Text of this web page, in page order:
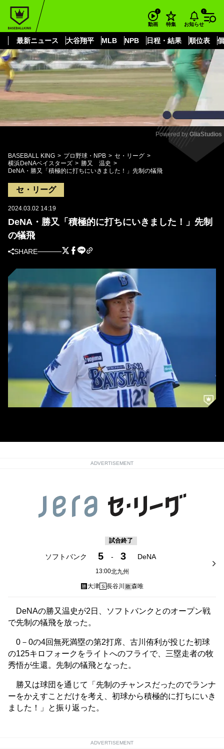
動画 特集 お知らせ
最新ニュース 大谷翔平 MLB NPB 日程・結果 順位表
もっと見る
Mute
Powered by GliaStudios
BASEBALL KING プロ野球・NPB
セ・リーグ
横浜DeNAベイスターズ
勝又 温史
DeNA・勝又「積極的に打ちにいきました！」先制の犠飛
セ・リーグ
2024.03.02 14:19
DeNA・勝又「積極的に打ちにいきました！」先制
の犠飛
SHARE
ADVERTISEMENT
試合終了
ソフトバンク 5 - 3 DeNA
13:00北九州
勝大津 S 長谷川 敗森唯
DeNAの勝又温史が2日、ソフトバンクとのオープン戦
で先制の犠飛を放った。
0－0の4回無死満塁の第2打席、古川侑利が投じた初球
の125キロフォークをライトへのフライで、三塁走者の牧
秀悟が生還。先制の犠飛となった。
勝又は球団を通じて「先制のチャンスだったのでランナ
ーをかえすことだけを考え、初球から積極的に打ちにいき
ました！」と振り返った。
ADVERTISEMENT